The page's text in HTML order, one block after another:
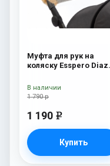
Муфта для рук на
коляску Esspero Diaz
Beige
1 790 р
1 190 e
Купить
В наличии